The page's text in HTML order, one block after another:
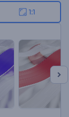
логотип,
чтобы получить
для
1:1